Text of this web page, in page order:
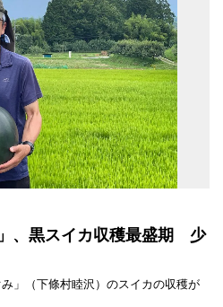
、黒スイカ収穫最盛期 少
」（下條村睦沢）のスイカの収穫が